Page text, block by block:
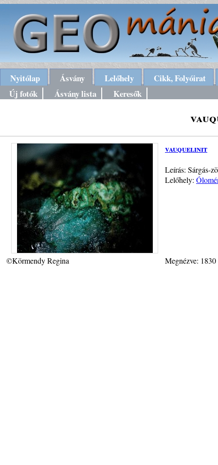
Nyitólap Ásvány Lelőhely
Cikk, Folyóirat
Új fotók
Ásvány lista Keresők
vauquelinit
Leírás: Sárgás-
Lelőhely:
©Körmendy Regina Megnézve: